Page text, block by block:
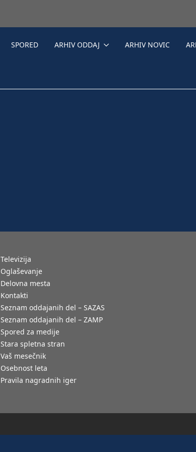
SPORED ARHIV ODDAJ ARHIV NOVIC
Televizija
Oglaševanje
Delovna mesta
Kontakti
Seznam oddajanih del – SAZAS
Seznam oddajanih del – ZAMP
Spored za medije
Stara spletna stran
Vaš mesečnik
Osebnost leta
Pravila nagradnih iger